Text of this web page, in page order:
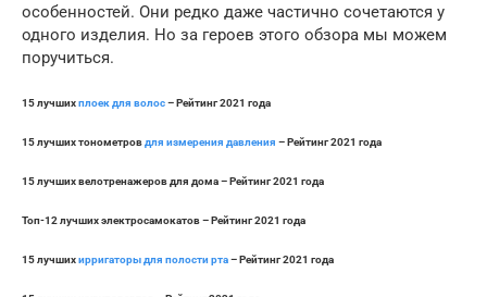
особенностей. Они редко даже частично сочетаются у
одного изделия. Но за героев этого обзора мы можем
поручиться.
15 лучшихплоек для волос– Рейтинг 2021 года
15 лучших тонометровдля измерения давления – Рейтинг 2021 года
15 лучших велотренажеров для дома – Рейтинг 2021 года
Топ-12 лучших электросамокатов – Рейтинг 2021 года
15 лучшихирригаторы для полости рта– Рейтинг 2021 года